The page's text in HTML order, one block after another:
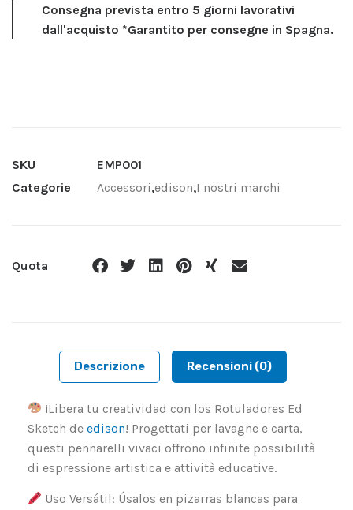
Consegna prevista entro 5 giorni lavorativi
dall'acquisto *Garantito per consegne in Spagna.
SKU
EMP001
Categorie
Accessori,edison,I nostri marchi
Quota
Descrizione Recensioni (0)
¡Libera tu creatividad con los Rotuladores Ed
Sketch de edison! Progettati per lavagne e carta,
questi pennarelli vivaci offrono infinite possibilità
di espressione artistica e attività educative.
Uso Versátil: Úsalos en pizarras blancas para